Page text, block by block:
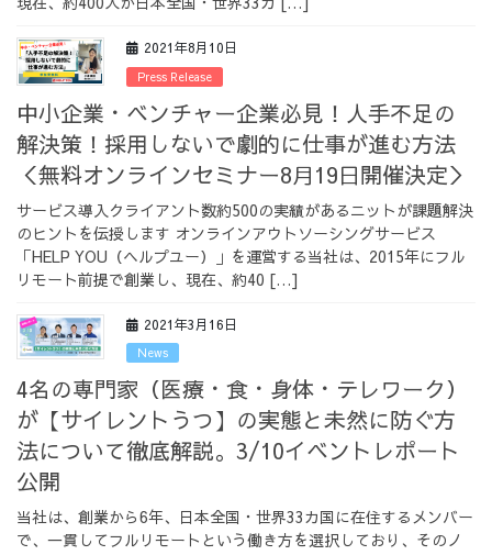
2021年8月10日
Press Release
中小企業・ベンチャー企業必見！人手不足の
解決策！採用しないで劇的に仕事が進む方法
＜無料オンラインセミナー8⽉19⽇開催決定＞
サービス導入クライアント数約500の実績があるニットが課題解決
のヒントを伝授します オンラインアウトソーシングサービス
「HELP YOU（ヘルプユー）」を運営する当社は、2015年にフル
リモート前提で創業し、現在、約40 […]
2021年3月16日
News
4名の専門家（医療・食・身体・テレワーク）
が【サイレントうつ】の実態と未然に防ぐ方
法について徹底解説。3/10イベントレポート
公開
当社は、創業から6年、日本全国・世界33カ国に在住するメンバー
で、一貫してフルリモートという働き方を選択しており、そのノ